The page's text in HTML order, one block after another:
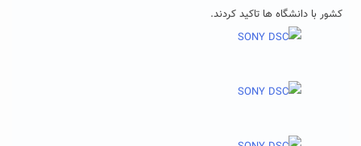
کشور با دانشگاه ها تاکید کردند.